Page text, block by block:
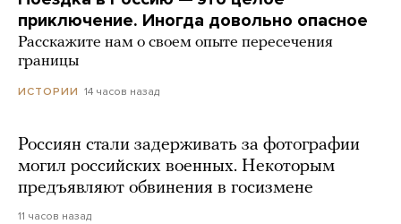
приключение. Иногда довольно опасное
Расскажите нам о своем опыте пересечения
границы
ИСТОРИИ 14 часов назад
Россиян стали задерживать за фотографии
могил российских военных. Некоторым
предъявляют обвинения в госизмене
11 часов назад